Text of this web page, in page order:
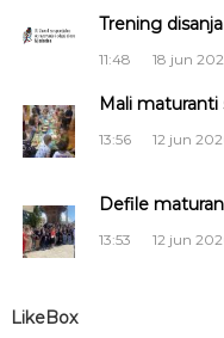
a
č
a
n
Trening disanja
11:48 18 jun
Mali
13:56 12 jun
Defile
13:53 12 jun
LikeBox